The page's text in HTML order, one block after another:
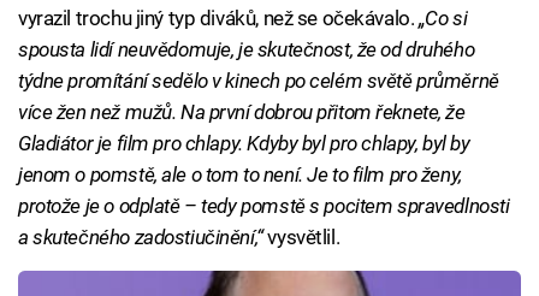
vyrazil trochu jiný typ diváků, než se očekávalo. „Co si
spousta lidí neuvědomuje, je skutečnost, že od druhého
týdne promítání sedělo v kinech po celém světě průměrně
více žen než mužů. Na první dobrou přitom řeknete, že
Gladiátor je film pro chlapy. Kdyby byl pro chlapy, byl by
jenom o pomstě, ale o tom to není. Je to film pro ženy,
protože je o odplatě – tedy pomstě s pocitem spravedlnosti
a skutečného zadostiučinění,“vysvětlil.